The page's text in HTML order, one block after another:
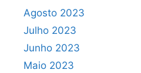
Agosto 2023
Julho 2023
Junho 2023
Maio 2023